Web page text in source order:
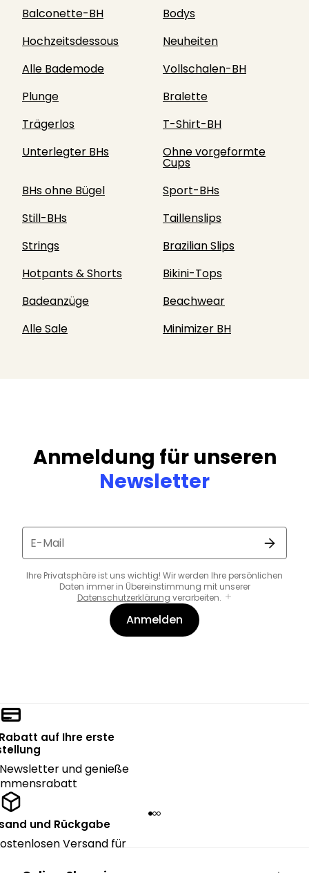
Balconette-BH
Bodys
Hochzeitsdessous
Neuheiten
Alle Bademode
Vollschalen-BH
Plunge
Bralette
Trägerlos
T-Shirt-BH
Unterlegter BHs
Ohne vorgeformte
Cups
BHs ohne Bügel
Sport-BHs
Still-BHs
Taillenslips
Strings
Brazilian Slips
Hotpants & Shorts
Bikini-Tops
Badeanzüge
Beachwear
Alle Sale
Minimizer BH
Anmeldung für unseren
Newsletter
E-Mail
Ihre Privatsphäre ist uns wichtig! Wir werden Ihre persönlichen
Daten immer in Übereinstimmung mit unserer
Datenschutzerklärung verarbeiten.
Anmelden
auf Ihre erste
und genieße
und Rückgabe
Versand für